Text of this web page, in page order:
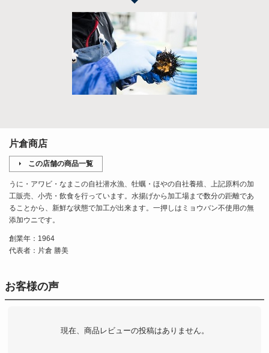
片倉商店
この店舗の商品一覧
うに・アワビ・なまこの自社潜水漁、牡蠣・ほやの自社養殖、上記原料の加
工販売、小売・飲食を行っています。水揚げから加工場まで数分の距離であ
ることから、新鮮な状態で加工が出来ます。一押しはミョウバン不使用の無
添加ウニです。
創業年：1964
代表者：片倉 勝美
お客様の声
現在、商品レビューの投稿はありません。